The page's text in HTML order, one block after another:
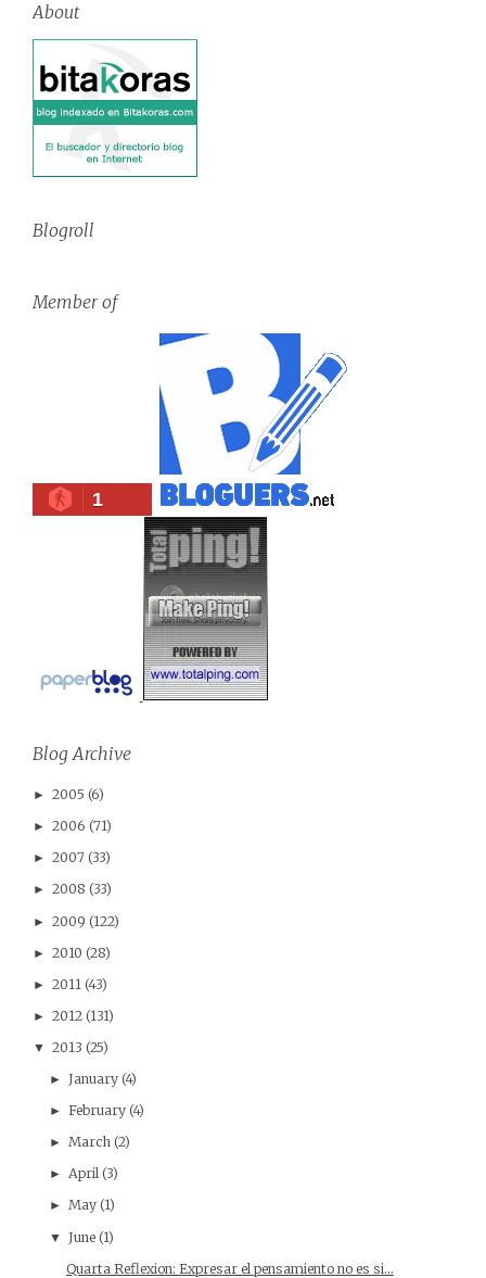
About
Blogroll
Member of
1
Blog Archive
► 2005 (6)
► 2006 (71)
► 2007 (33)
► 2008 (33)
► 2009 (122)
► 2010 (28)
► 2011 (43)
► 2012 (131)
▼ 2013 (25)
► January (4)
► February (4)
► March (2)
► April (3)
► May (1)
▼ June (1)
Quarta Reflexion: Expresar el pensamiento no es si...